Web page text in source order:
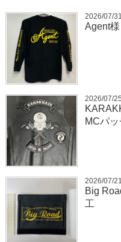
2026/07/31
Agent
2026/07/25
MCパ
2026/07/21
Big
工